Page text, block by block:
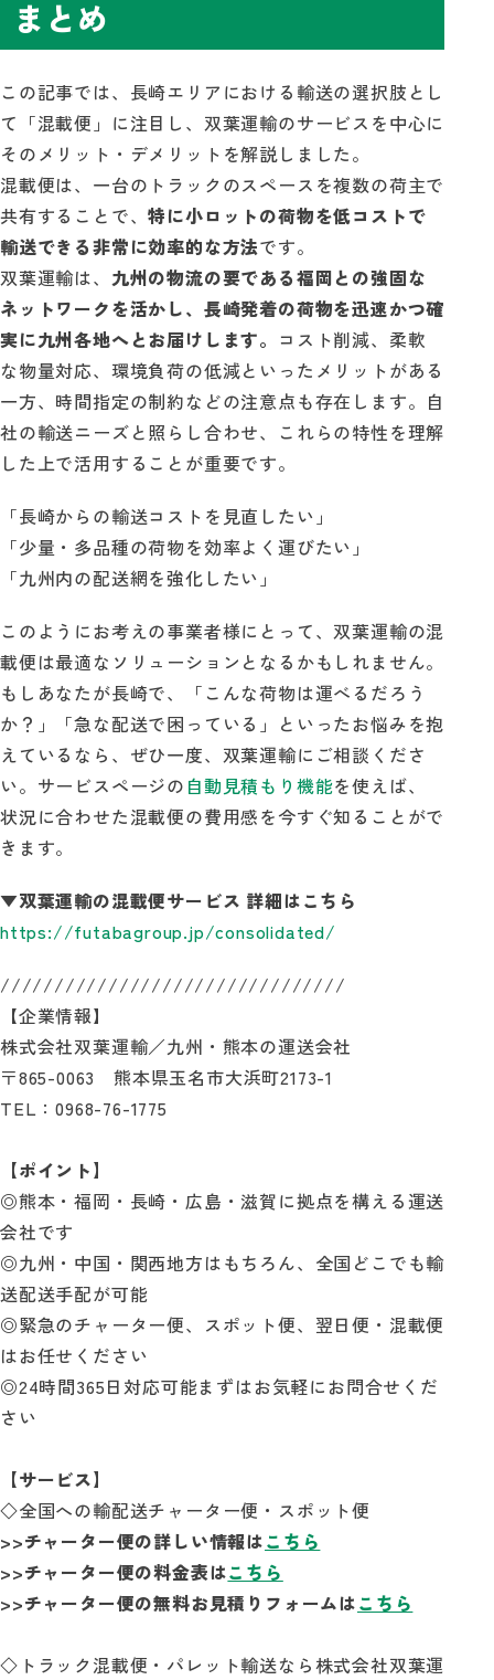
まとめ
この記事では、長崎エリアにおける輸送の選択肢とし
て「混載便」に注目し、双葉運輸のサービスを中心に
そのメリット・デメリットを解説しました。
混載便は、一台のトラックのスペースを複数の荷主で
共有することで、特に小ロットの荷物を低コストで
輸送できる非常に効率的な方法です。
双葉運輸は、 九州の物流の要である福岡との強固な
ネットワークを活かし、長崎発着の荷物を迅速かつ確
実に九州各地へとお届けします。 コスト削減、柔軟
な物量対応、環境負荷の低減といったメリットがある
一方、時間指定の制約などの注意点も存在します。自
社の輸送ニーズと照らし合わせ、これらの特性を理解
した上で活用することが重要です。
「長崎からの輸送コストを見直したい」
「少量・多品種の荷物を効率よく運びたい」
「九州内の配送網を強化したい」
このようにお考えの事業者様にとって、双葉運輸の混
載便は最適なソリューションとなるかもしれません。
もしあなたが長崎で、「こんな荷物は運べるだろう
か？」「急な配送で困っている」といったお悩みを抱
えているなら、ぜひ一度、双葉運輸にご相談くださ
い。サービスページの 自動見積もり機能を使えば、
状況に合わせた混載便の費用感を今すぐ知ることがで
きます。
▼双葉運輸の混載便サービス 詳細はこちら
https://futabagroup.jp/consolidated/
////////////////////////////////
【企業情報】
株式会社双葉運輸／九州・熊本の運送会社
〒865-0063 熊本県玉名市大浜町2173-1
TEL：0968-76-1775
【ポイント】
◎熊本・福岡・長崎・広島・滋賀に拠点を構える運送
会社です
◎九州・中国・関西地方はもちろん、全国どこでも輸
送配送手配が可能
◎緊急のチャーター便、スポット便、翌日便・混載便
はお任せください
◎24時間365日対応可能まずはお気軽にお問合せくだ
さい
【サービス】
◇全国への輸配送チャーター便・スポット便
>>チャーター便の詳しい情報はこちら
>>チャーター便の料金表はこちら
>>チャーター便の無料お見積りフォームはこちら
◇トラック混載便・パレット輸送なら株式会社双葉運